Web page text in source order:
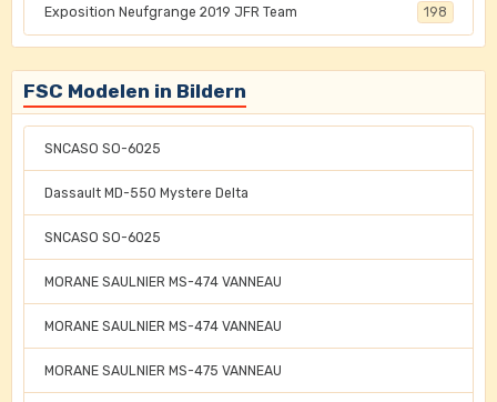
Exposition Neufgrange 2019 JFR Team 198
FSC Modelen in Bildern
SNCASO SO-6025
Dassault MD-550 Mystere Delta
SNCASO SO-6025
MORANE SAULNIER MS-474 VANNEAU
MORANE SAULNIER MS-474 VANNEAU
MORANE SAULNIER MS-475 VANNEAU